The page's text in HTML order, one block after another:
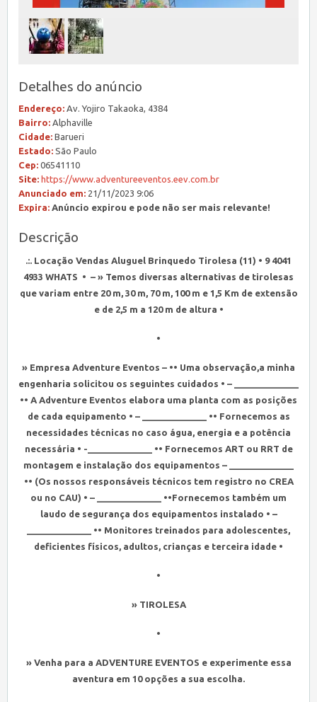
Detalhes do anúncio
Endereço: Av. Yojiro Takaoka, 4384
Bairro: Alphaville
Cidade: Barueri
Estado: São Paulo
Cep: 06541110
Site: https://www.adventureeventos.eev.com.br
Anunciado em: 21/11/2023 9:06
Expira: Anúncio expirou e pode não ser mais relevante!
Descrição
.:. Locação Vendas Aluguel Brinquedo Tirolesa (11) • 9 4041
4933 WHATS • – » Temos diversas alternativas de tirolesas
que variam entre 20 m, 30 m, 70 m, 100 m e 1,5 Km de extensão
e de 2,5 m a 120 m de altura •
•
» Empresa Adventure Eventos – •• Uma observação,a minha
engenharia solicitou os seguintes cuidados • – _____________
•• A Adventure Eventos elabora uma planta com as posições
de cada equipamento • – _____________ •• Fornecemos as
necessidades técnicas no caso água, energia e a potência
necessária • -_____________ •• Fornecemos ART ou RRT de
montagem e instalação dos equipamentos – _____________
•• (Os nossos responsáveis técnicos tem registro no CREA
ou no CAU) • – _____________ ••Fornecemos também um
laudo de segurança dos equipamentos instalado • –
_____________ •• Monitores treinados para adolescentes,
deficientes físicos, adultos, crianças e terceira idade •
•
» TIROLESA
•
» Venha para a ADVENTURE EVENTOS e experimente essa
aventura em 10 opções a sua escolha.